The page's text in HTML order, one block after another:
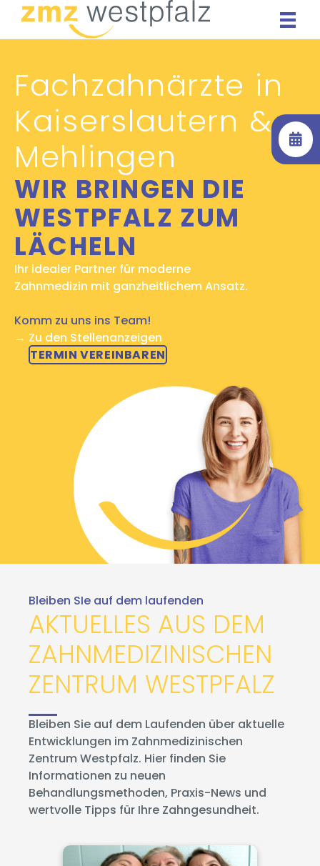
Zum
Inhalt
springen
Fachzahnärzte in
Kaiserslautern &
Mehlingen
WIR BRINGEN DIE
WESTPFALZ ZUM
LÄCHELN
Ihr idealer Partner für moderne
Zahnmedizin mit ganzheitlichem Ansatz.
Komm zu uns ins Team!
→ Zu den Stellenanzeigen
TERMIN VEREINBAREN
Bleiben SIe auf dem laufenden
AKTUELLES AUS DEM
ZAHNMEDIZINISCHEN
ZENTRUM WESTPFALZ
Bleiben Sie auf dem Laufenden über aktuelle
Entwicklungen im Zahnmedizinischen
Zentrum Westpfalz. Hier finden Sie
Informationen zu neuen
Behandlungsmethoden, Praxis-News und
wertvolle Tipps für Ihre Zahngesundheit.